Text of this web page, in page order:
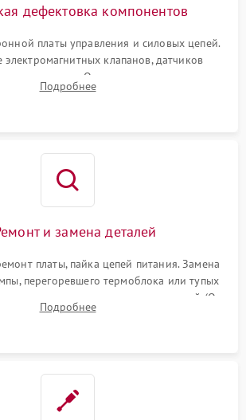
дефектовка компонентов
платы управления и силовых цепей.
электромагнитных клапанов, датчиков
и расходомера. Оценка степени износа
уплотнительных колец гидросистемы
Подробнее
и замена деталей
платы, пайка цепей питания. Замена
перегоревшего термоблока или тупых
новых силиконовых уплотнителей (O-
трубок для надежного устранения
Подробнее